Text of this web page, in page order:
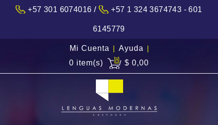
+57 301 6074016 / +57 1 324 3674743 - 601
6145779
Mi Cuenta | Ayuda |
0 item(s)
$ 0,00